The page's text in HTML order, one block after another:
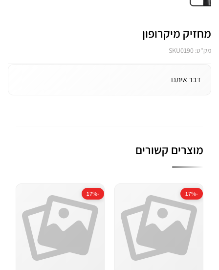
מחזיק מיקרופון
מק"ט: SKU0190
דבר איתנו
מוצרים קשורים
-17%
-17%